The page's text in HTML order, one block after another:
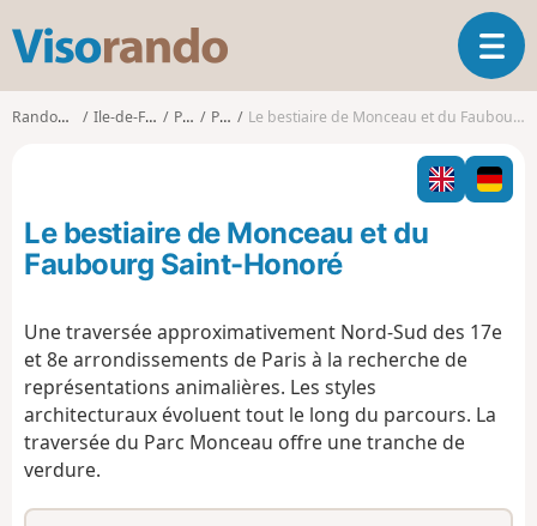
s
o
O
u
i
r
l
i
t
Randonnées Ile-de-France Paris Paris Le bestiaire de Monceau et du Faubourg Saint-Honoré
Le bestiaire de Monceau et du
Faubourg Saint-Honoré
Une traversée approximativement Nord-Sud des 17e
et 8e arrondissements de Paris à la recherche de
représentations animalières. Les styles
architecturaux évoluent tout le long du parcours. La
traversée du Parc Monceau offre une tranche de
verdure.